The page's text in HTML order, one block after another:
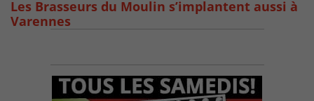
Les Brasseurs du Moulin s’implantent aussi à
Varennes